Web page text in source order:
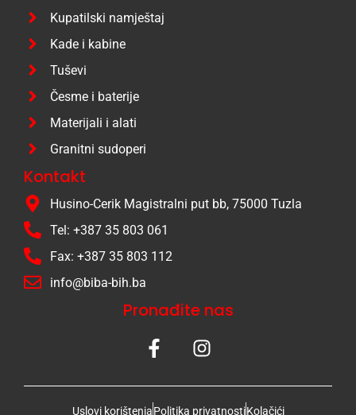
Kupatilski namještaj
Kade i kabine
Tuševi
Česme i baterije
Materijali i alati
Granitni sudoperi
Kontakt
Husino-Cerik Magistralni put bb, 75000 Tuzla
Tel: +387 35 803 061
Fax: +387 35 803 112
info@biba-bih.ba
Pronađite nas
Uslovi korištenjaPolitika privatnostiKolačići